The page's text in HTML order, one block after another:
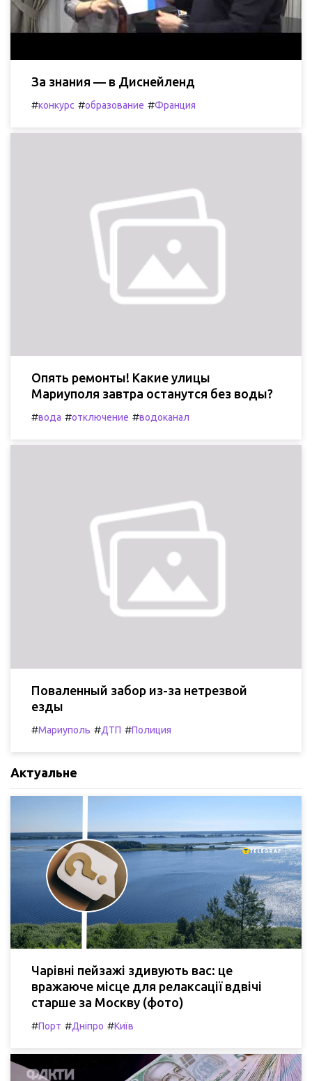
За знания — в Диснейленд
#конкурс #образование #Франция
Опять ремонты! Какие улицы
Мариуполя завтра останутся без воды?
#вода #отключение #водоканал
Поваленный забор из-за нетрезвой
езды
#Мариуполь #ДТП #Полиция
Актуальне
Чарівні пейзажі здивують вас: це
вражаюче місце для релаксації вдвічі
старше за Москву (фото)
#Порт #Дніпро #Київ